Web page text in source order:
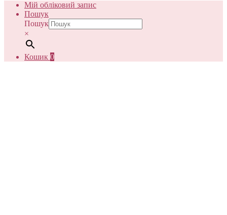
Мій обліковий запис
Пошук
Пошук
×
Кошик 0